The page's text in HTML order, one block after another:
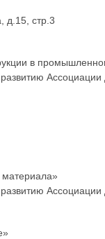
д.15, стр.3
в
материала»